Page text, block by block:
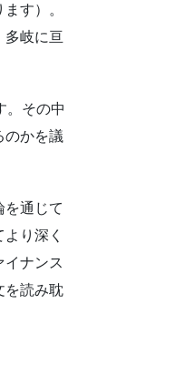
す）。
多岐に亘
。その中
のかを議
を通じて
り深く
イナンス
を読み耽